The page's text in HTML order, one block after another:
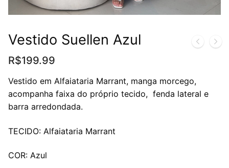
Vestido Suellen Azul
R$199.99
Vestido em Alfaiataria Marrant, manga morcego,
acompanha faixa do próprio tecido, fenda lateral e
barra arredondada.
TECIDO: Alfaiataria Marrant
COR: Azul